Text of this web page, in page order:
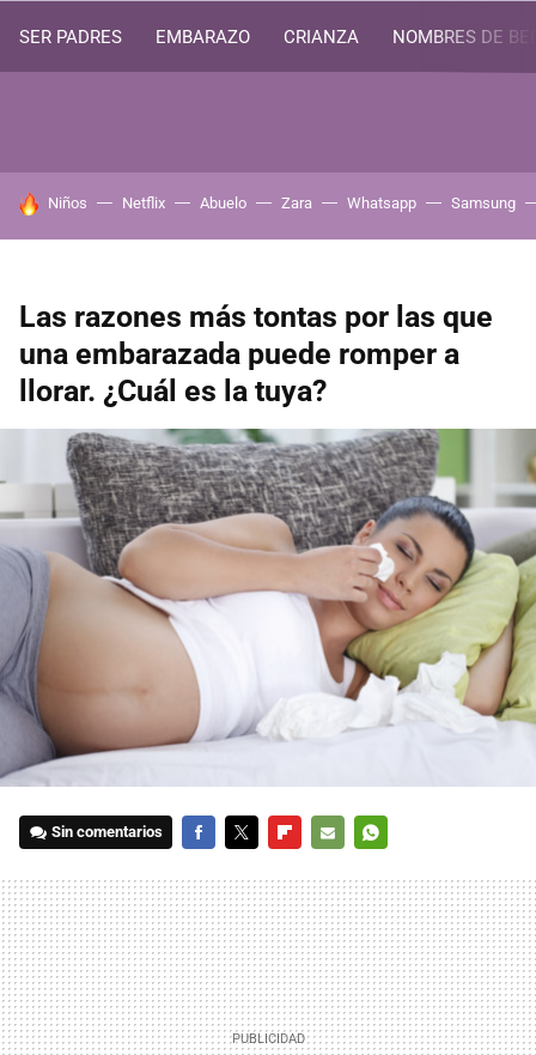
SER PADRES EMBARAZO CRIANZA NOMBRES DE
HOY SE HABLA DE
Niños Netflix Abuelo Zara Whatsapp Samsung
Las razones más tontas por las que
una embarazada puede romper a
llorar. ¿Cuál es la tuya?
Sin comentarios
MAIL